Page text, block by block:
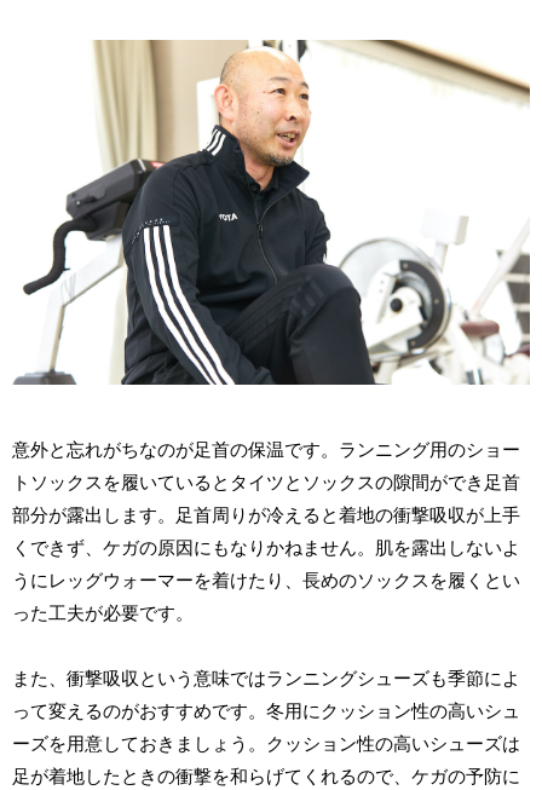
意外と忘れがちなのが足首の保温です。ランニング用のショー
トソックスを履いているとタイツとソックスの隙間ができ足首
部分が露出します。足首周りが冷えると着地の衝撃吸収が上手
くできず、ケガの原因にもなりかねません。肌を露出しないよ
うにレッグウォーマーを着けたり、長めのソックスを履くとい
った工夫が必要です。
また、衝撃吸収という意味ではランニングシューズも季節によ
って変えるのがおすすめです。冬用にクッション性の高いシュ
ーズを用意しておきましょう。クッション性の高いシューズは
足が着地したときの衝撃を和らげてくれるので、ケガの予防に